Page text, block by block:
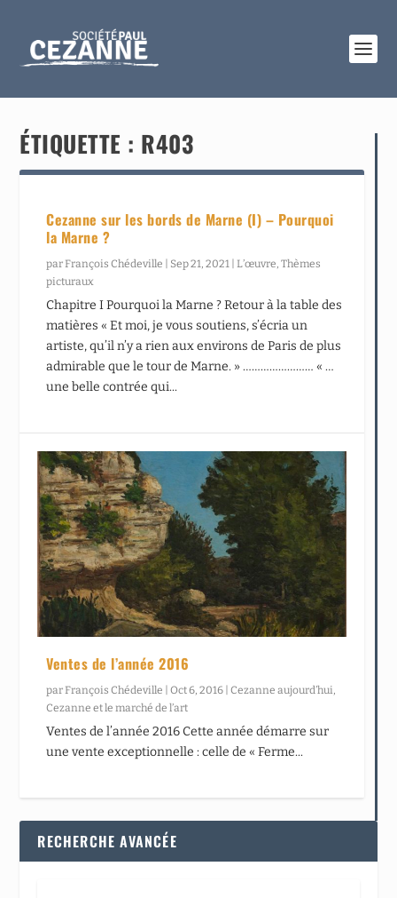
ÉTIQUETTE : R403
Cezanne sur les bords de Marne (I) – Pourquoi
la Marne ?
parFrançois Chédeville Sep 21, 2021 |L’œuvre,Thèmes
picturaux
Chapitre I Pourquoi la Marne ? Retour à la table des
matières « Et moi, je vous soutiens, s’écria un
artiste, qu’il n’y a rien aux environs de Paris de plus
admirable que le tour de Marne. » …………………… « …
une belle contrée qui...
Ventes de l’année 2016
par François Chédeville |Oct 6, 2016 |Cezanne aujourd’hui
Cezanne et le marché de l’art
Ventes de l’année 2016 Cette année démarre sur
une vente exceptionnelle : celle de « Ferme...
RECHERCHE AVANCÉE